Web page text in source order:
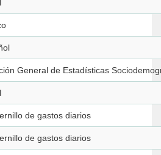
General de Estadísticas
de gastos diarios
de gastos diarios